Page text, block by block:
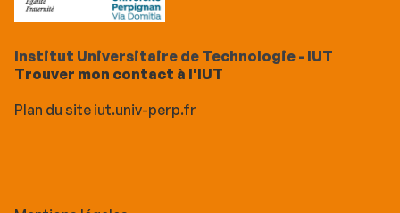
Institut Universitaire de Technologie - IUT
Trouver mon contact à l'IUT
Plan du site iut.univ-perp.fr